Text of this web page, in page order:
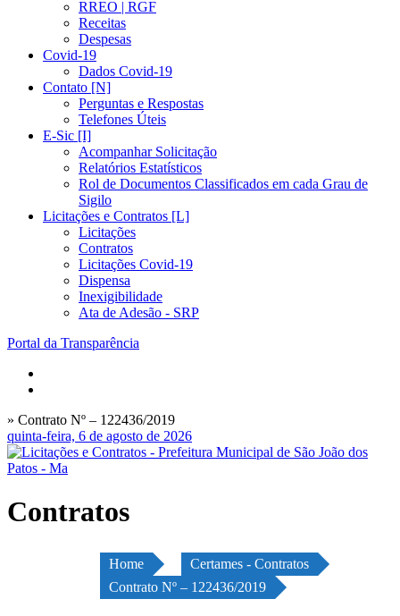
RREO | RGF
Receitas
Despesas
Covid-19
Dados Covid-19
Contato [N]
Perguntas e Respostas
Telefones Úteis
E-Sic [I]
Acompanhar Solicitação
Relatórios Estatísticos
Rol de Documentos Classificados em cada Grau de
Sigilo
Licitações e Contratos [L]
Licitações
Contratos
Licitações Covid-19
Dispensa
Inexigibilidade
Ata de Adesão - SRP
Portal da Transparência
» Contrato Nº – 122436/2019
quinta-feira, 6 de agosto de 2026
Contratos
Home
Certames - Contratos
Contrato Nº – 122436/2019